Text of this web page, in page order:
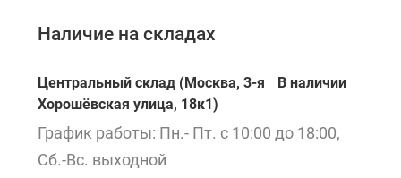
Наличие на складах
Центральный склад (Москва, 3-я
Хорошёвская улица, 18к1)
В наличии
График работы: Пн.- Пт. с 10:00 до 18:00,
Сб.-Вс. выходной